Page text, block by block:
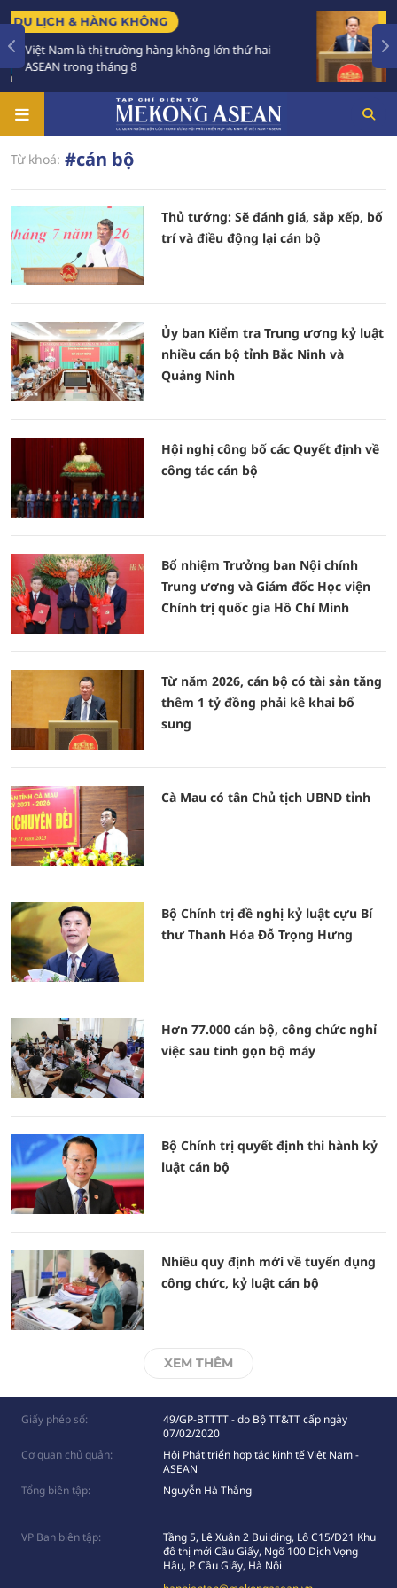
KHÔNG
thị trường hàng không lớn thứ hai
tháng 8
CHÍNH SÁCH
Tạo khuôn
triển các đô
Từ khoá: #cán bộ
Thủ tướng: Sẽ đánh giá, sắp xếp, bố
trí và điều động lại cán bộ
Ủy ban Kiểm tra Trung ương kỷ luật
nhiều cán bộ tỉnh Bắc Ninh và
Quảng Ninh
Hội nghị công bố các Quyết định về
công tác cán bộ
Bổ nhiệm Trưởng ban Nội chính
Trung ương và Giám đốc Học viện
Chính trị quốc gia Hồ Chí Minh
Từ năm 2026, cán bộ có tài sản tăng
thêm 1 tỷ đồng phải kê khai bổ
sung
Cà Mau có tân Chủ tịch UBND tỉnh
Bộ Chính trị đề nghị kỷ luật cựu Bí
thư Thanh Hóa Đỗ Trọng Hưng
Hơn 77.000 cán bộ, công chức nghỉ
việc sau tinh gọn bộ máy
Bộ Chính trị quyết định thi hành kỷ
luật cán bộ
Nhiều quy định mới về tuyển dụng
công chức, kỷ luật cán bộ
XEM THÊM
Giấy phép số:
49/GP-BTTTT - do Bộ TT&TT cấp ngày
07/02/2020
Cơ quan chủ quản:
Hội Phát triển hợp tác kinh tế Việt Nam -
ASEAN
Tổng biên tập:
Nguyễn Hà Thắng
VP Ban biên tập:
Tầng 5, Lê Xuân 2 Building, Lô C15/D21 Khu
đô thị mới Cầu Giấy, Ngõ 100 Dịch Vọng
Hâụ, P. Cầu Giấy, Hà Nội